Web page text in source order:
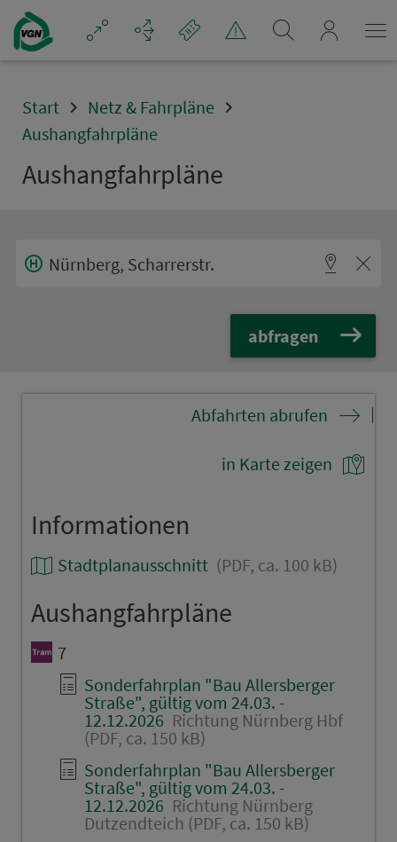
Navigation überspringen
Start
Netz & Fahrpläne
Aushangfahrpläne
Aus­hang­fahr­plä­ne
abfragen
Abfahrten abrufen
in Karte zeigen
Informationen
Stadtplanausschnitt (PDF, ca. 100 kB)
Aushangfahrpläne
7
Sonderfahrplan "Bau Allersberger
Straße", gültig vom 24.03. -
12.12.2026 Richtung Nürnberg Hbf
(PDF, ca. 150 kB)
Sonderfahrplan "Bau Allersberger
Straße", gültig vom 24.03. -
12.12.2026 Richtung Nürnberg
Dutzendteich (PDF, ca. 150 kB)